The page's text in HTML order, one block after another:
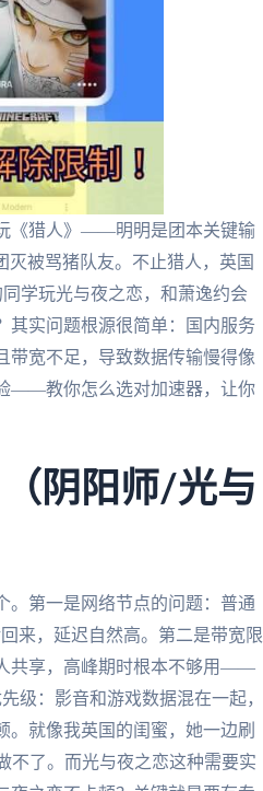
《猎人》——明明是团本关键输
灭被骂猪队友。不止猎人，英国
学玩光与夜之恋，和萧逸约会
其实问题根源很简单：国内服务
带宽不足，导致数据传输慢得像
——教你怎么选对加速器，让你
阴阳师/光与
。第一是网络节点的问题：普通
来，延迟自然高。第二是带宽限
共享，高峰期时根本不够用——
级：影音和游戏数据混在一起，
就像我英国的闺蜜，她一边刷
不了。而光与夜之恋这种需要实